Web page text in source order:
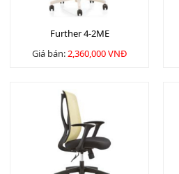
Further 4-2ME
Giá bán:2,360,000 VNĐ